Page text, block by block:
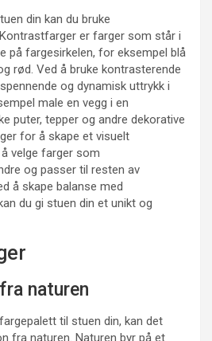
din kan du bruke
er farger som står i
på fargesirkelen, for eksempel blå
rød. Ved å bruke kontrasterende
og dynamisk uttrykk i
male en vegg i en
puter, tepper og andre dekorative
for å skape et visuelt
velge farger som
og passer til resten av
å skape balanse med
du gi stuen din et unikt og
naturen
til stuen din, kan det
fra naturen. Naturen byr på et